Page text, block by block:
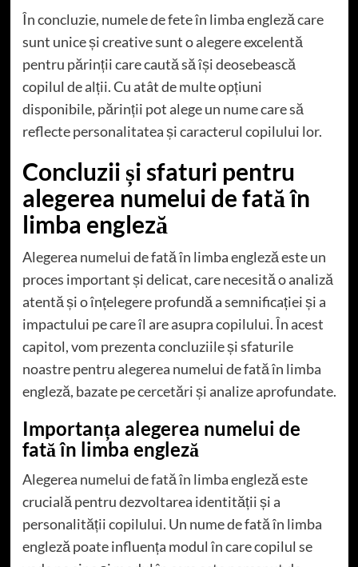
În concluzie, numele de fete în limba engleză care
sunt unice și creative sunt o alegere excelentă
pentru părinții care caută să își deosebească
copilul de alții. Cu atât de multe opțiuni
disponibile, părinții pot alege un nume care să
reflecte personalitatea și caracterul copilului lor.
Concluzii și sfaturi pentru
alegerea numelui de fată în
limba engleză
Alegerea numelui de fată în limba engleză este un
proces important și delicat, care necesită o analiză
atentă și o înțelegere profundă a semnificației și a
impactului pe care îl are asupra copilului. În acest
capitol, vom prezenta concluziile și sfaturile
noastre pentru alegerea numelui de fată în limba
engleză, bazate pe cercetări și analize aprofundate.
Importanța alegerea numelui de
fată în limba engleză
Alegerea numelui de fată în limba engleză este
crucială pentru dezvoltarea identității și a
personalității copilului. Un nume de fată în limba
engleză poate influența modul în care copilul se